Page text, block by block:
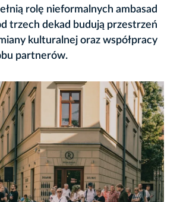
rolę nieformalnych ambasad
trzech dekad budują przestrzeń
kulturalnej oraz współpracy
partnerów.